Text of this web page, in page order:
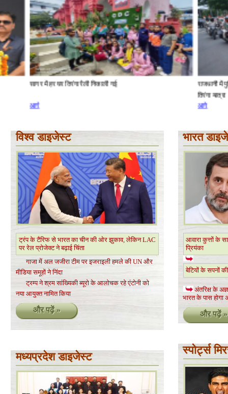
सागर में हर घर तिरंगा रैली निकाली गई
राजधानी में पुलिस ने
तिरंगा यात्रा
विश्व डाइजेस्ट
ट्रंप के टैरिफ से भारत का चीन की ओर झुकाव, लेकिन LAC
पर रेल प्रोजेक्ट ने बढ़ाई चिंता
गाजा में अल जजीरा टीम पर इजराइली हमले की UN और
मीडिया समूहों ने निंदा
ट्रम्प ने श्रम सांख्यिकी ब्यूरो के आलोचक रहे एंटोनी को
नया आयुक्त नामित किया
और पढ़ें »
मध्यप्रदेश डाइजेस्ट
भारत
आवारा कुत्तों के
प्रियंका
बेटियों के सपनों
अंतरिक्ष के
भारत के पास होगा
और पढ़ें »
स्पोर्ट्स